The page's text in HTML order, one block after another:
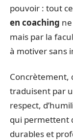
pouvoir : tout
en coaching
mais par la
à motiver sans
Concrètement,
traduisent par
respect,
qui permettent
durables et